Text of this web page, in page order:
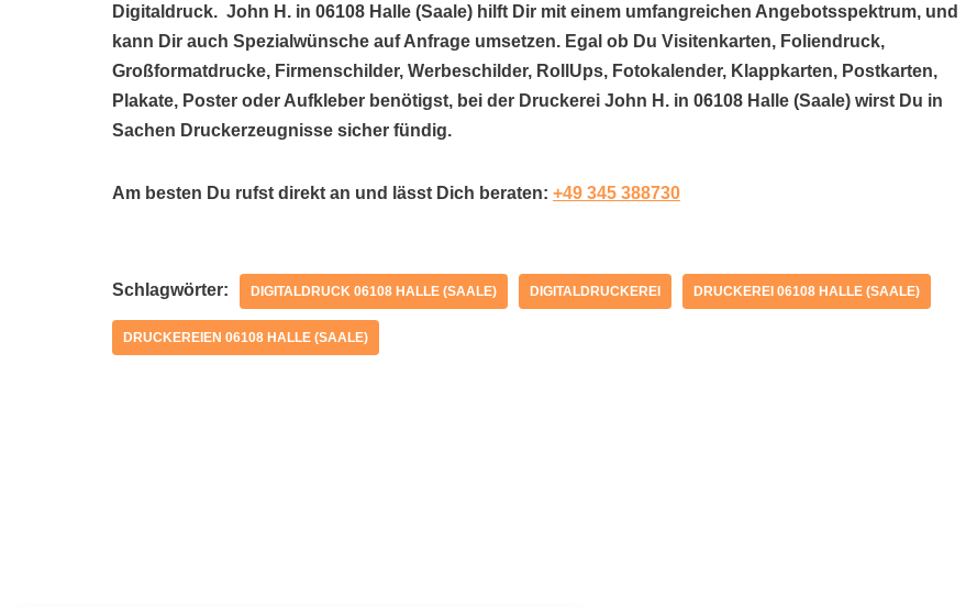
Digitaldruck. John H. in 06108 Halle (Saale) hilft Dir mit einem umfangreichen Angebotsspektrum, und
kann Dir auch Spezialwünsche auf Anfrage umsetzen. Egal ob Du Visitenkarten, Foliendruck,
Großformatdrucke, Firmenschilder, Werbeschilder, RollUps, Fotokalender, Klappkarten, Postkarten,
Plakate, Poster oder Aufkleber benötigst, bei der Druckerei John H. in 06108 Halle (Saale) wirst Du in
Sachen Druckerzeugnisse sicher fündig.
Am besten Du rufst direkt an und lässt Dich beraten: +49 345 388730
Schlagwörter: DIGITALDRUCK 06108 HALLE (SAALE) DIGITALDRUCKEREI DRUCKEREI 06108 HALLE (SAALE)
DRUCKEREIEN 06108 HALLE (SAALE)